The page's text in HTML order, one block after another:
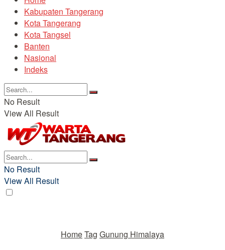
Kabupaten Tangerang
Kota Tangerang
Kota Tangsel
Banten
Nasional
Indeks
No Result
View All Result
No Result
View All Result
HomeTag Gunung Himalaya